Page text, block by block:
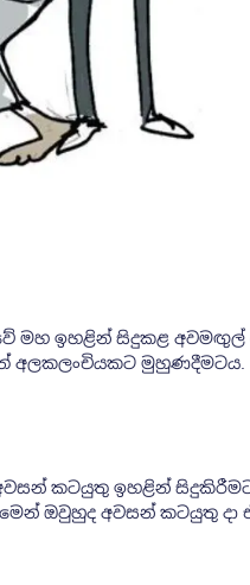
මහ ඉහළින් සිදුකළ අවමඟුල්
අලකලංචියකට මුහුණදීමටය.
කටයුතු ඉහළින්
ඔවුහුද අවසන් කටයුතු